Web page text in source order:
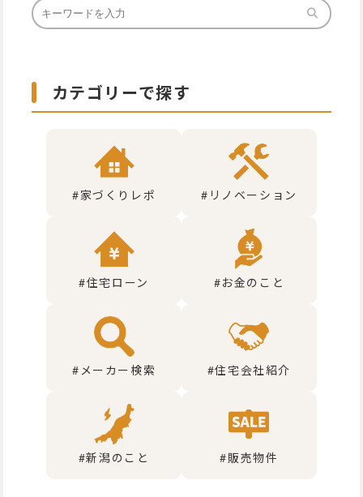
カテゴリーで探す
#家づくりレポ #リノベーション
#住宅ローン #お金のこと
#メーカー検索 #住宅会社紹介
#新潟のこと #販売物件